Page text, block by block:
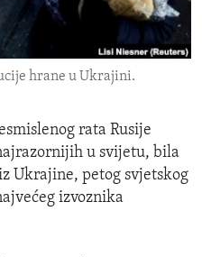
hrane u Ukrajini.
rata Rusije
u svijetu, bila
Ukrajine, petog svjetskog
izvoznika